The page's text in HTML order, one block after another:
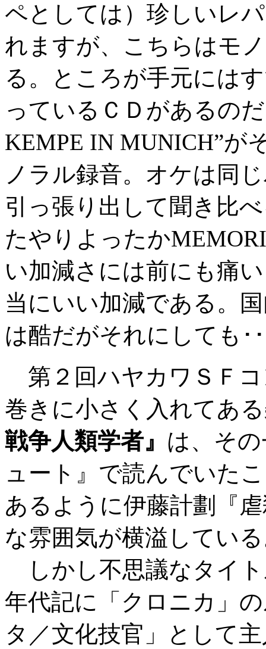
ペとしては）珍しいレ
れますが、こちらはモ
る。ところが手元には
っているＣＤがあるの
KEMPE IN MUNICH”が
ノラル録音。オケは同
引っ張り出して聞き比
たやりよったか
い加減さには前にも痛
当にいい加減である。
は酷だがそれにしても･
第２回ハヤカワＳＦ
巻きに小さく入れてある
戦争人類学者』 は、そ
ュート』で読んでいた
あるように伊藤計劃『
な雰囲気が横溢してい
しかし不思議なタイ
年代記に「クロニカ」
タ／文化技官」として